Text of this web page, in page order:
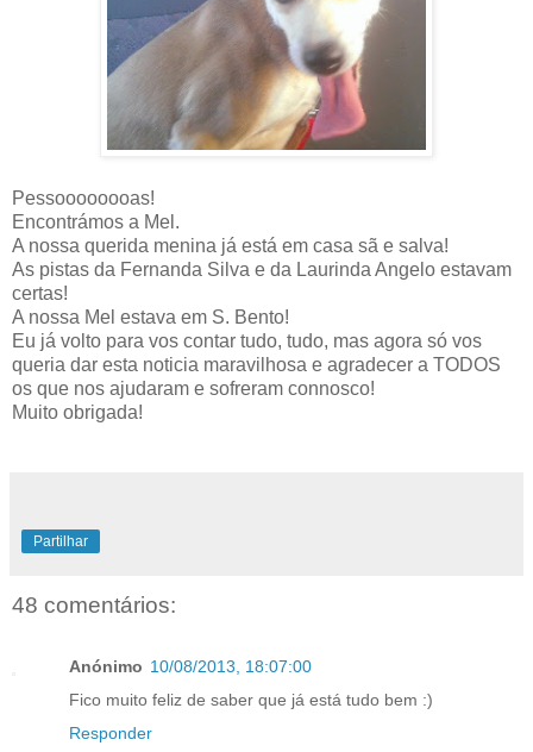
Pessoooooooas!
Encontrámos a Mel.
A nossa querida menina já está em casa sã e salva!
As pistas da Fernanda Silva e da Laurinda Angelo estavam
certas!
A nossa Mel estava em S. Bento!
Eu já volto para vos contar tudo, tudo, mas agora só vos
queria dar esta noticia maravilhosa e agradecer a TODOS
os que nos ajudaram e sofreram connosco!
Muito obrigada!
Partilhar
48 comentários:
Anónimo 10/08/2013, 18:07:00
Fico muito feliz de saber que já está tudo bem :)
Responder